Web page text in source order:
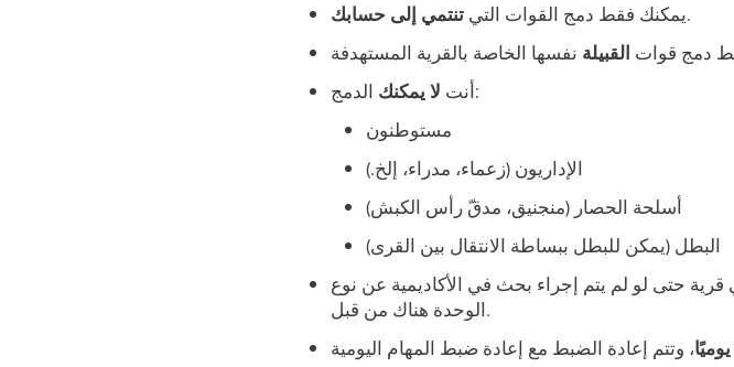
يمكنك فقط دمج القوات التي تنتمي إلى حسابك
.
دمج قوات القبيلة
أنت لا يمكنك
الدمج:
مستوطنون
الإداريون (زعماء، مدراء، إلخ.)
أسلحة الحصار (منجنيق، مدقّ رأس الكبش)
البطل (يمكن للبطل ببساطة الانتقال بين القرى)
حتى لو لم يتم إجراء بحث في الأكاديمية عن نوع
الوحدة هناك من قبل.